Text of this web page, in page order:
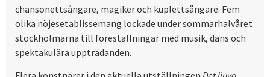
chansonettsångare, magiker och kuplettsångare. Fem
olika nöjesetablissemang lockade under sommarhalvåret
stockholmarna till föreställningar med musik, dans och
spektakulära uppträdanden.